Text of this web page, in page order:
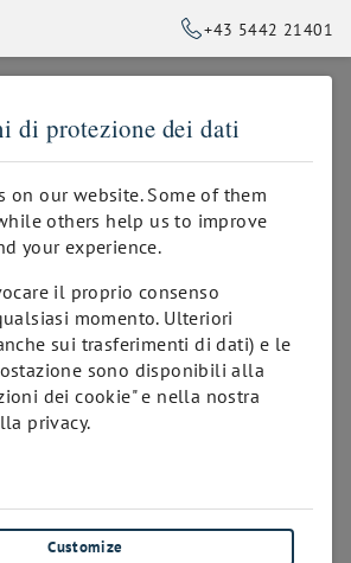
+43 5442 21401
di protezione dei dati
on our website. Some of them
others help us to improve
your experience.
il proprio consenso
momento. Ulteriori
sui trasferimenti di dati) e le
sono disponibili alla
dei cookie" e nella nostra
privacy.
Customize